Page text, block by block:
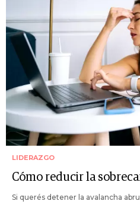
LIDERAZGO
Cómo reducir la
Si querés detener la avalancha